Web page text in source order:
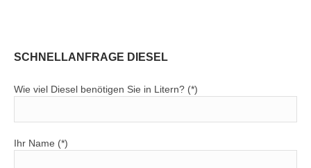
SCHNELLANFRAGE DIESEL
Wie viel Diesel benötigen Sie in Litern? (*)
Ihr Name (*)